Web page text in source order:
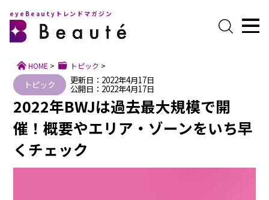
eyeBeautyトレンドマガジン
HOME > トピック >
トピック 更新日：2022年4月17日
公開日：2022年4月17日
2022年BWJは過去最大規模で開
催！概要やエリア・ゾーンをいち早
くチェック